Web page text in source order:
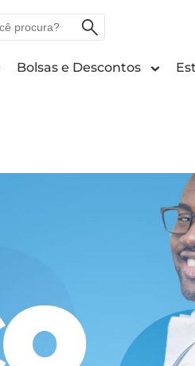
Bolsas e Descontos